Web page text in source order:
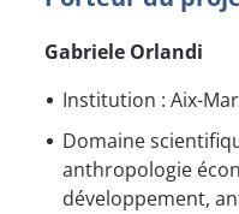
Gabriele Orlandi
Institution : Aix-
Domaine
anthropologie
développement,